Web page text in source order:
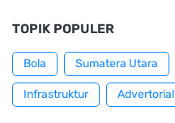
TOPIK POPULER
Bola Sumatera Utara
Infrastruktur Advertorial